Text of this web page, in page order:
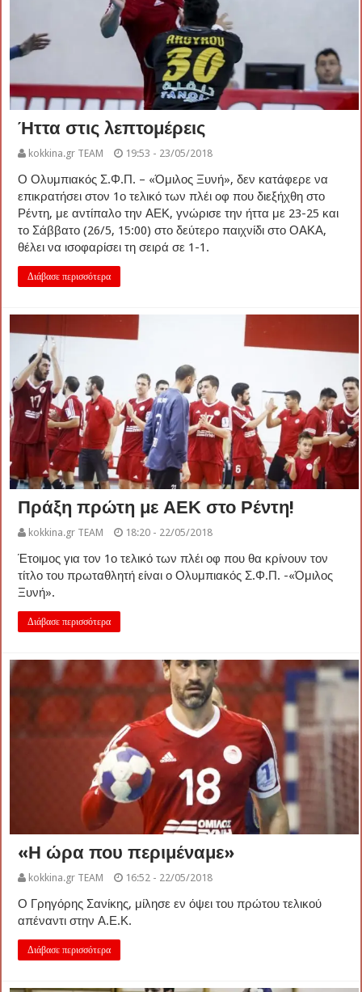
Ήττα στις λεπτομέρεις
kokkina.gr TEAM 19:53 - 23/05/2018
Ο Ολυμπιακός Σ.Φ.Π. – «Όμιλος Ξυνή», δεν κατάφερε να
επικρατήσει στον 1ο τελικό των πλέι οφ που διεξήχθη στο
Ρέντη, με αντίπαλο την ΑΕΚ, γνώρισε την ήττα με 23-25 και
το Σάββατο (26/5, 15:00) στο δεύτερο παιχνίδι στο ΟΑΚΑ,
θέλει να ισοφαρίσει τη σειρά σε 1-1.
Διάβασε περισσότερα
Πράξη πρώτη με ΑΕΚ στο Ρέντη!
kokkina.gr TEAM 18:20 - 22/05/2018
Έτοιμος για τον 1ο τελικό των πλέι οφ που θα κρίνουν τον
τίτλο του πρωταθλητή είναι ο Ολυμπιακός Σ.Φ.Π. -«Όμιλος
Ξυνή».
Διάβασε περισσότερα
«Η ώρα που περιμέναμε»
kokkina.gr TEAM 16:52 - 22/05/2018
Ο Γρηγόρης Σανίκης, μίλησε εν όψει του πρώτου τελικού
απέναντι στην Α.Ε.Κ.
Διάβασε περισσότερα